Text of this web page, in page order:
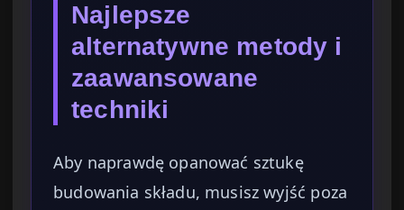
Najlepsze
alternatywne metody i
zaawansowane
techniki
Aby naprawdę opanować sztukę
budowania składu, musisz wyjść poza